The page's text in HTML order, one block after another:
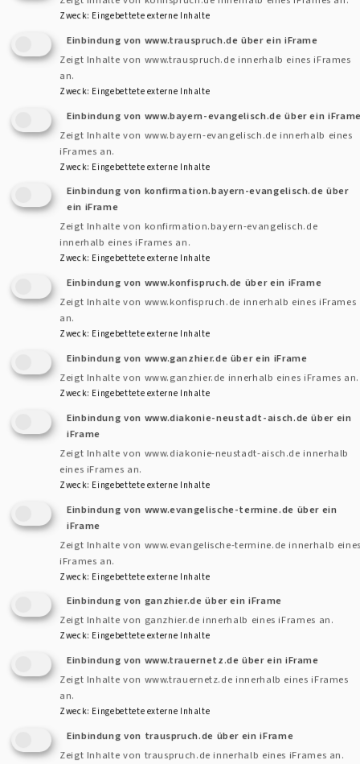
beim Autor
Herzliche Einladung zum Frauenfrühstück
Am Samstag, den24.10.findet von 9.30 bis
11.30 Uhr das nächsteFrauenfrühstück
Haus der Kirche in Uffenheim statt. Nadja
Bennewitz spricht über das Thema "Heilerinnen,
Hebammen und Heilige: Frauen in Medizin und
Krankenpflege".
Zweck: Eingebettete externe Inhalte
Einbindung von www.trauspruch.de über ein iFrame
Zeigt Inhalte von www.trauspruch.de innerhalb eines iFrames
an.
Zweck: Eingebettete externe Inhalte
Einbindung von www.bayern-evangelisch.de über ein
Zeigt Inhalte von www.bayern-evangelisch.de innerhalb eines
iFrames an.
Zweck: Eingebettete externe Inhalte
Einbindung von konfirmation.bayern-evangelisch.de über
ein iFrame
Zeigt Inhalte von konfirmation.bayern-evangelisch.de
innerhalb eines iFrames an.
Zweck: Eingebettete externe Inhalte
Einbindung von www.konfispruch.de über ein iFrame
Zeigt Inhalte von www.konfispruch.de innerhalb eines iFrames
an.
Zweck: Eingebettete externe Inhalte
Einbindung von www.ganzhier.de über ein iFrame
Zeigt Inhalte von www.ganzhier.de innerhalb eines iFrames an.
Zweck: Eingebettete externe Inhalte
Einbindung von www.diakonie-neustadt-aisch.de über ein
iFrame
Zeigt Inhalte von www.diakonie-neustadt-aisch.de innerhalb
eines iFrames an.
Zweck: Eingebettete externe Inhalte
Einbindung von www.evangelische-termine.de über ein
iFrame
Zeigt Inhalte von www.evangelische-termine.de innerhalb
iFrames an.
Zweck: Eingebettete externe Inhalte
Einbindung von ganzhier.de über ein iFrame
Zeigt Inhalte von ganzhier.de innerhalb eines iFrames an.
Zweck: Eingebettete externe Inhalte
Einbindung von www.trauernetz.de über ein iFrame
Zeigt Inhalte von www.trauernetz.de innerhalb eines iFrames
an.
Zweck: Eingebettete externe Inhalte
Einbindung von trauspruch.de über ein iFrame
Zeigt Inhalte von trauspruch.de innerhalb eines iFrames an.